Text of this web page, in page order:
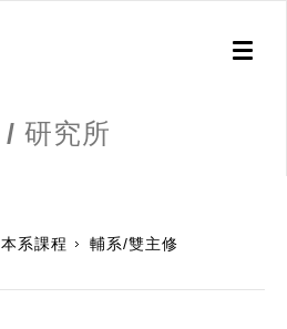
Toggle
研究所
本系課程 輔系/雙主修